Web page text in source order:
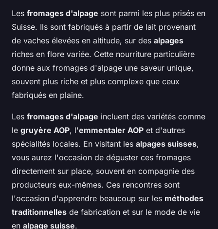
Les fromages d'alpage sont parmi les plus prisés en
Suisse. Ils sont fabriqués à partir de lait provenant
de vaches élevées en altitude, sur des alpages
riches en flore variée. Cette nourriture particulière
donne aux fromages d'alpage une saveur unique,
souvent plus riche et plus complexe que ceux
fabriqués en plaine.
Les fromages d'alpage incluent des variétés comme
le gruyère AOP, l'emmentaler AOP et d'autres
spécialités locales. En visitant les alpages suisses,
vous aurez l'occasion de déguster ces fromages
directement sur place, souvent en compagnie des
producteurs eux-mêmes. Ces rencontres sont
l'occasion d'apprendre beaucoup sur les méthodes
traditionnelles de fabrication et sur le mode de vie
en alpage suisse.